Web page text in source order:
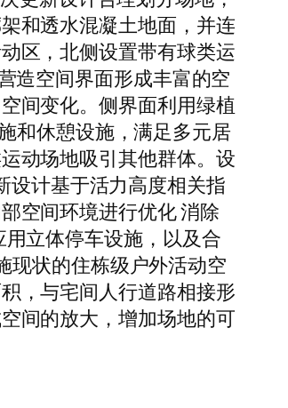
和透水混凝土地面，并连
区，北侧设置带有球类运
造空间界面形成丰富的空
间变化。侧界面利用绿植
和休憩设施，满足多元居
动场地吸引其他群体。设
设计基于活力高度相关指
空间环境进行优化 消除
立体停车设施，以及合
现状的住栋级户外活动空
，与宅间人行道路相接形
间的放大，增加场地的可